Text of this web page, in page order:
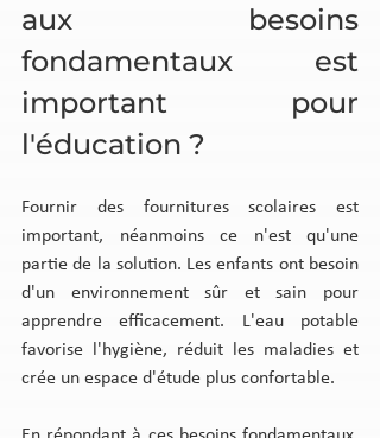
aux besoins
fondamentaux est
important pour
l'éducation ?
Fournir des fournitures scolaires est
important, néanmoins ce n'est qu'une
partie de la solution. Les enfants ont besoin
d'un environnement sûr et sain pour
apprendre efficacement. L'eau potable
favorise l'hygiène, réduit les maladies et
crée un espace d'étude plus confortable.